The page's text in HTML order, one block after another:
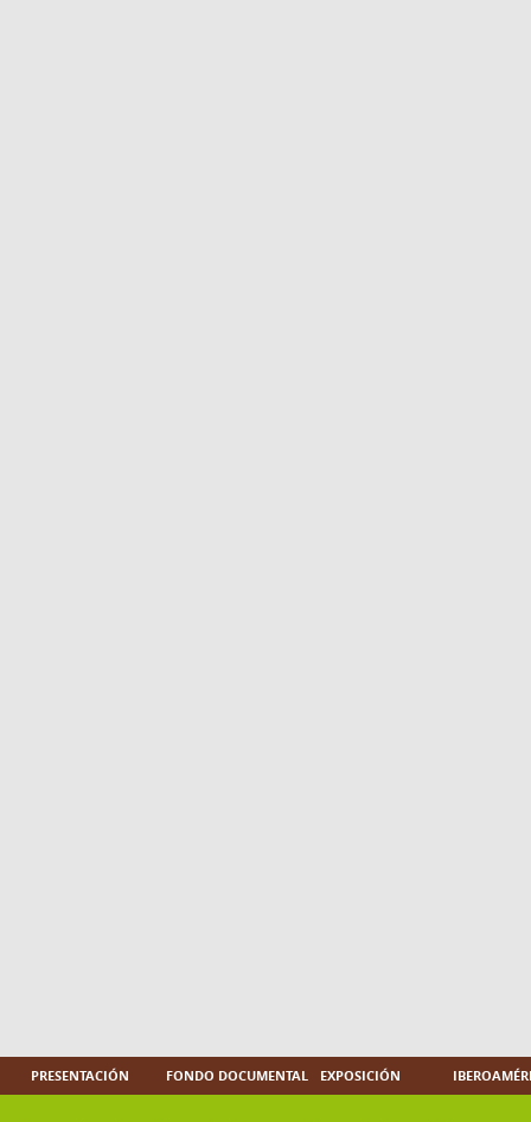
PRESENTACIÓN FONDO DOCUMENTAL EXPOSICIÓN